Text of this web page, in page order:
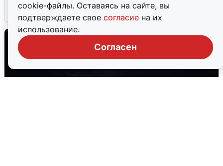
cookie-файлы. Оставаясь на сайте, вы
подтверждаете свое согласие на их
использование.
Согласен
5 августа 0